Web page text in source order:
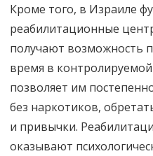
Кроме того, в Израиле
реабилитационные
получают возможность
время в
позволяет им
без наркотиков,
и привычки.
оказывают